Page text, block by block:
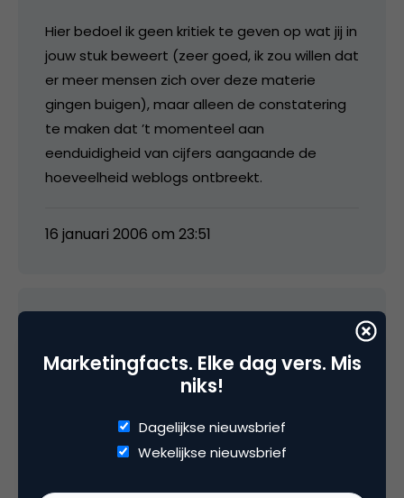
Hier bedoel ik geen kritiek te geven op wat jij in
jouw stuk beweert (zeer goed, ik zou willen dat
er meer mensen zich over deze materie
gingen buigen), maar alleen de constatering
te maken dat ’t momenteel aan
eenduidigheid van cijfers aangaande de
hoeveelheid weblogs ontbreekt.
16 januari 2006 om 23:51
Wat is betrouwbaar? Als we weer eens een
update krijgen van de bevolkingsomvang hoe
betrouwbaar is die dan? Enig idee hoe ze de
landen in Afrika? Op een gegeven moment
Marketingfacts. Elke dag vers. Mis
niks!
Dagelijkse nieuwsbrief
Wekelijkse nieuwsbrief